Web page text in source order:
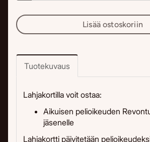
Lisää ostoskoriin
Tuotekuvaus
Lahjakortilla voit ostaa:
Aikuisen pelioikeuden
jäsenelle
Lahjakortti päivitetään